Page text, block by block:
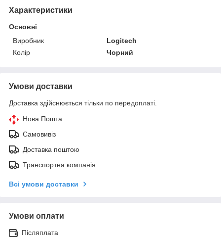
Характеристики
Основні
Виробник
Logitech
Колір
Чорний
Умови доставки
Доставка здійснюється тільки по передоплаті.
Нова Пошта
Самовивіз
Доставка поштою
Транспортна компанія
Всі умови доставки
Умови оплати
Післяплата